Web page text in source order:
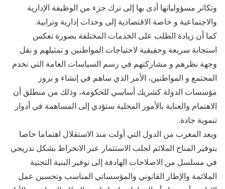
وتكاثر مسؤولياتها أدى بها إلى ترك جزء من الوظيفة الإدارية
والاجتماعية و خاصة الاقتصادية إلى وحدات إدارية وترابية.
كما أن زيادة الطلب على الخدمات المختلفة بصورة تعكس
استجابة سريعة وحقيقية لاحتياجات المواطنين و تمثيلهم و نقل
وجهة نظرهم و مشاركتهم في رسم السياسات العامة التي تخدم
المجتمع و المواطنين، الأمر الذي ساهم في إنشاء و بروز
مؤسسات الدولة كشريك أساسي للحكومة، وذلك من منطلق أن
الاهتمام والعناية بالأمور المحلية ستؤدي إلى المساهمة في أدوار
تنموية جادة.
ويعد المغرب من الدول التي أولت منذ الاستقلال اهتماما خاصا
بتوفير المناخ الملائم لجلب الاستثمار عبر الانخراط بشكل تدريجي
في مسلسل من الاصلاحات الهادفة إلى توفير البنية التحتية
الملائمة والإطار القانوني والمؤسساتي المناسب وتحسين عمل